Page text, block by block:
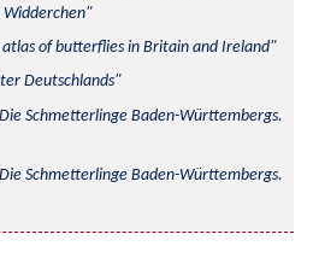
of butterflies in Britain and Ireland
Deutschlands
Schmetterlinge Baden-Württembergs.
Schmetterlinge Baden-Württembergs.